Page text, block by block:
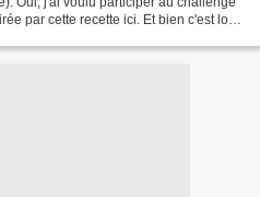
par cette recette ici. Et bien c'est loin